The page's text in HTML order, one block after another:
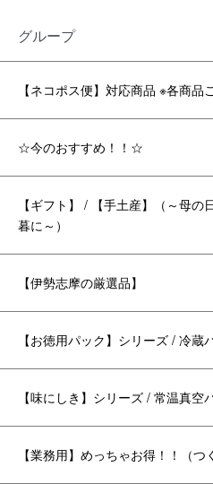
グループ
【ネコポス便】対応商品 ※各商品
☆今のおすすめ！！☆
【ギフト】 / 【手土産】（～母
暮に～）
【伊勢志摩の厳選品】
【お徳用パック】シリーズ / 冷蔵
【味にしき】シリーズ / 常温真空
【業務用】めっちゃお得！！（つ